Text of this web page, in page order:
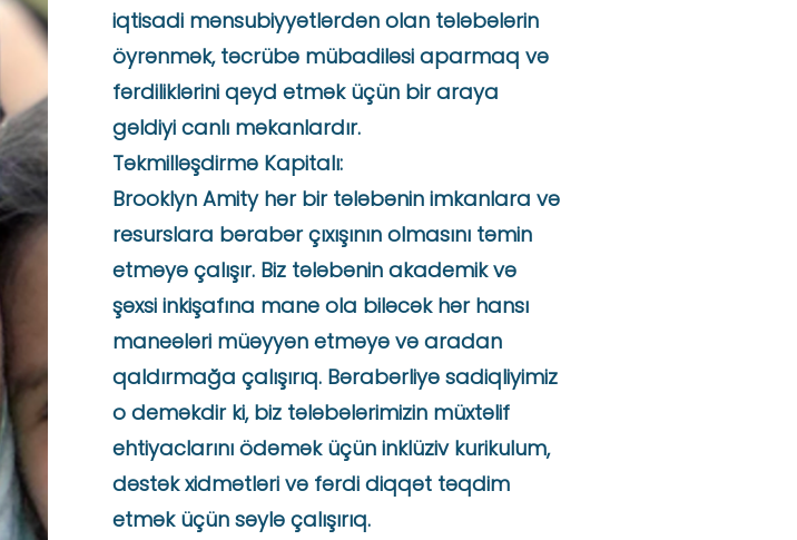
iqtisadi mənsubiyyətlərdən olan tələbələrin
öyrənmək, təcrübə mübadiləsi aparmaq və
fərdiliklərini qeyd etmək üçün bir araya
gəldiyi canlı məkanlardır.
Təkmilləşdirmə Kapitalı:
Brooklyn Amity hər bir tələbənin imkanlara və
resurslara bərabər çıxışının olmasını təmin
etməyə çalışır. Biz tələbənin akademik və
şəxsi inkişafına mane ola biləcək hər hansı
maneələri müəyyən etməyə və aradan
qaldırmağa çalışırıq. Bərabərliyə sadiqliyimiz
o deməkdir ki, biz tələbələrimizin müxtəlif
ehtiyaclarını ödəmək üçün inklüziv kurikulum,
dəstək xidmətləri və fərdi diqqət təqdim
etmək üçün səylə çalışırıq.